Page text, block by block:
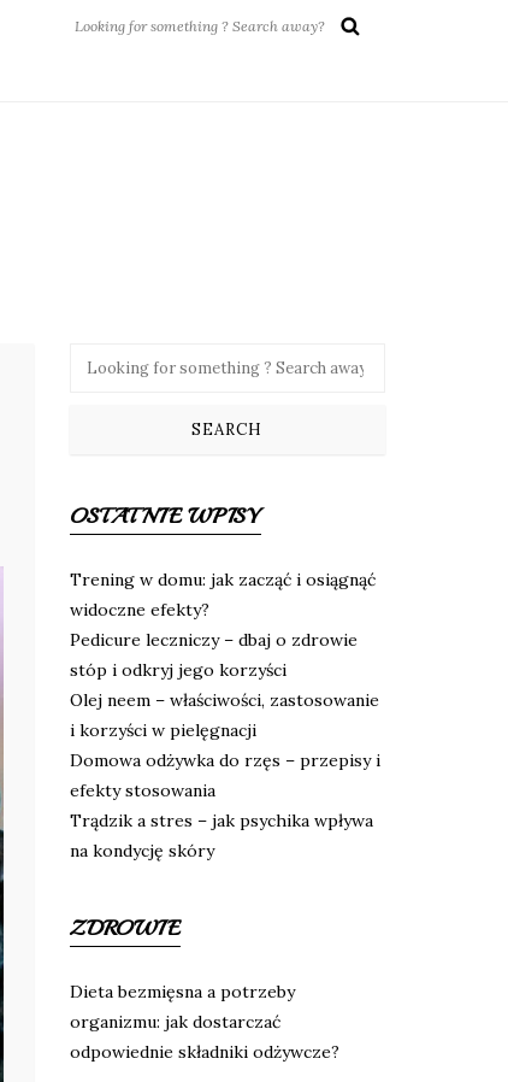
OSTATNIE WPISY
Trening w domu: jak zacząć i osiągnąć
widoczne efekty?
Pedicure leczniczy – dbaj o zdrowie
stóp i odkryj jego korzyści
Olej neem – właściwości, zastosowanie
i korzyści w pielęgnacji
Domowa odżywka do rzęs – przepisy i
efekty stosowania
Trądzik a stres – jak psychika wpływa
na kondycję skóry
ZDROWIE
Dieta bezmięsna a potrzeby
organizmu: jak dostarczać
odpowiednie składniki odżywcze?